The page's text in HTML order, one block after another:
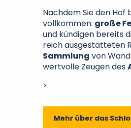
Nachdem Sie den
vollkommen: große
und kündigen bereits
reich ausgestatteten
Sammlung von
wertvolle Zeugen des
>.
Mehr über das